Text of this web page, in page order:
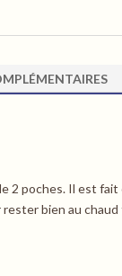
2 poches. Il est
bien au